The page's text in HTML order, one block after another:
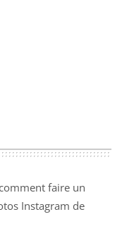
comment faire un
Instagram de